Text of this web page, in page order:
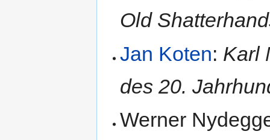
Old
Jan Koten: Karl
des 20.
Werner